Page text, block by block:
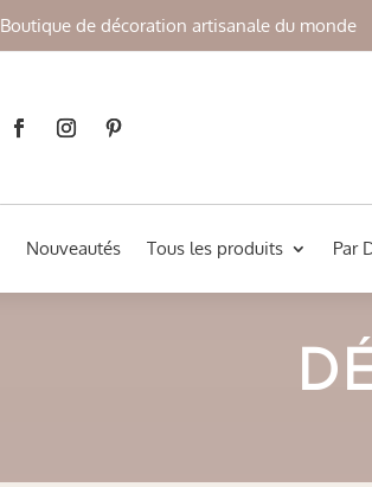
Boutique de décoration artisanale du monde
Nouveautés Tous les produits Par